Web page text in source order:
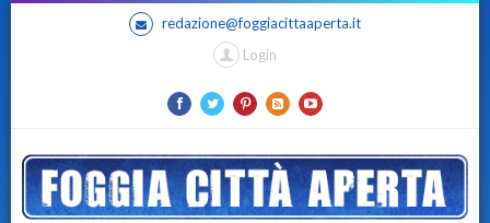
redazione@foggiacittaaperta.it
Login